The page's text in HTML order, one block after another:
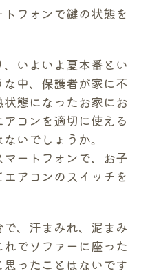
フォンで鍵の状態を
いよいよ夏本番とい
中、保護者が家に不
態になったお家にお
コンを適切に使える
いでしょうか。
ートフォンで、お子
アコンのスイッチを
、汗まみれ、泥まみ
でソファーに座った
ったことはないです